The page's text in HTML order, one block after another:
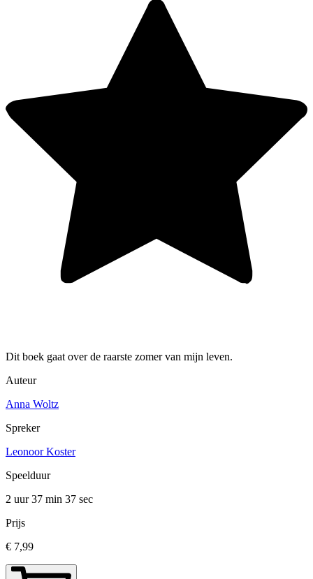
Dit boek gaat over de raarste zomer van mijn leven.
Auteur
Anna Woltz
Spreker
Leonoor Koster
Speelduur
2 uur 37 min 37 sec
Prijs
€ 7,99